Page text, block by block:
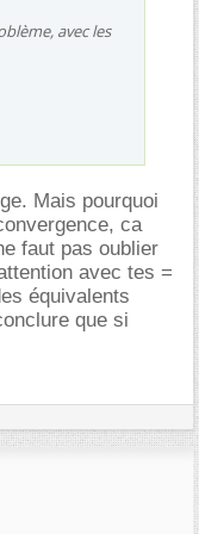
avec les
Mais pourquoi
ca
faut pas oublier
avec tes =
équivalents
que si